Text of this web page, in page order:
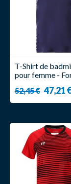
T-Shirt de
pour femme -
52,45 € 47,21